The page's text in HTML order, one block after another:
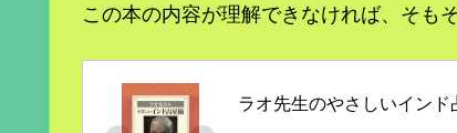
この本の内容が理解できなければ、そも
ラオ先生のやさしいインド